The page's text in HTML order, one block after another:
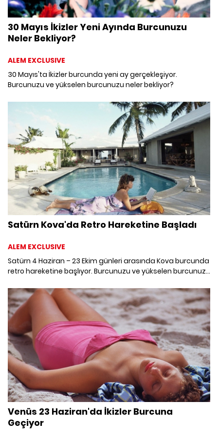
30 Mayıs İkizler Yeni Ayında Burcunuzu
Neler Bekliyor?
ALEM EXCLUSIVE
30 Mayıs'ta İkizler burcunda yeni ay gerçekleşiyor.
Burcunuzu ve yükselen burcunuzu neler bekliyor?
Satürn Kova'da Retro Hareketine Başladı
ALEM EXCLUSIVE
Satürn 4 Haziran – 23 Ekim günleri arasında Kova burcunda
retro hareketine başlıyor. Burcunuzu ve yükselen burcunuzu
Venüs 23 Haziran'da İkizler Burcuna
Geçiyor